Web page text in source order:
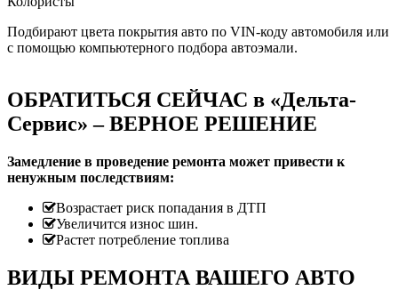
Подбирают цвета покрытия авто по VIN-коду автомобиля или
с помощью компьютерного подбора автоэмали.
ОБРАТИТЬСЯ СЕЙЧАС в «Дельта-
Сервис» – ВЕРНОЕ РЕШЕНИЕ
Замедление в проведение ремонта может привести к
ненужным последствиям:
Возрастает риск попадания в ДТП
Увеличится износ шин.
Растет потребление топлива
ВИДЫ РЕМОНТА ВАШЕГО АВТО